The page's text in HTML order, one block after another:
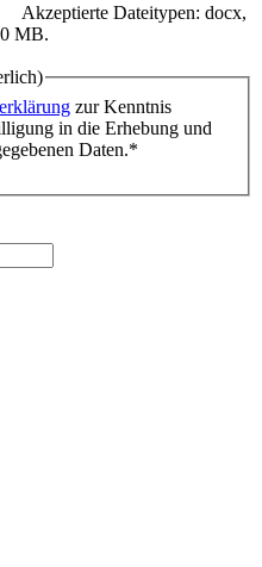
Akzeptierte Dateitypen: docx,
MB.
zur Kenntnis
in die Erhebung und
Daten.*